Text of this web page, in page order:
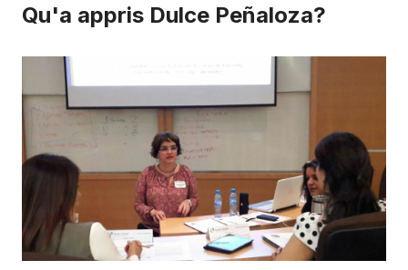
Qu'a appris Dulce Peñaloza?